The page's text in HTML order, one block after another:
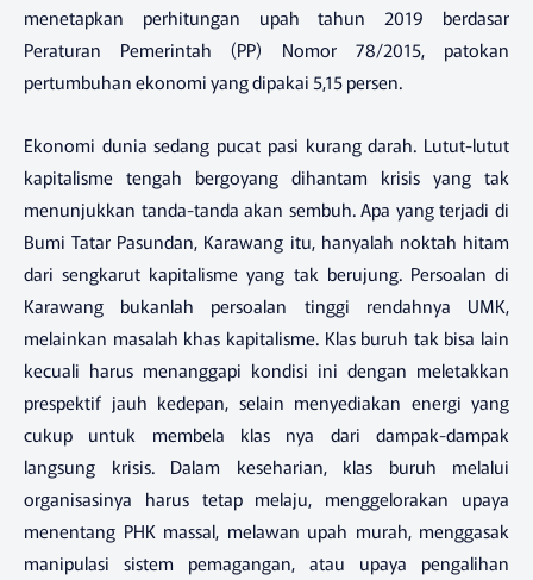
menetapkan perhitungan upah tahun 2019 berdasar
Peraturan Pemerintah (PP) Nomor 78/2015, patokan
pertumbuhan ekonomi yang dipakai 5,15 persen.
Ekonomi dunia sedang pucat pasi kurang darah. Lutut-lutut
kapitalisme tengah bergoyang dihantam krisis yang tak
menunjukkan tanda-tanda akan sembuh. Apa yang terjadi di
Bumi Tatar Pasundan, Karawang itu, hanyalah noktah hitam
dari sengkarut kapitalisme yang tak berujung. Persoalan di
Karawang bukanlah persoalan tinggi rendahnya UMK,
melainkan masalah khas kapitalisme. Klas buruh tak bisa lain
kecuali harus menanggapi kondisi ini dengan meletakkan
prespektif jauh kedepan, selain menyediakan energi yang
cukup untuk membela klas nya dari dampak-dampak
langsung krisis. Dalam keseharian, klas buruh melalui
organisasinya harus tetap melaju, menggelorakan upaya
menentang PHK massal, melawan upah murah, menggasak
manipulasi sistem pemagangan, atau upaya pengalihan